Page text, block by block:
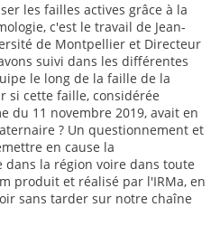
les failles actives grâce à la
c'est le travail de Jean-
de Montpellier et Directeur
suivi dans les différentes
le long de la faille de la
si cette faille, considérée
du 11 novembre 2019, avait en
? Un questionnement et
en cause la
la région voire dans toute
produit et réalisé par l'IRMa, en
sans tarder sur notre chaîne